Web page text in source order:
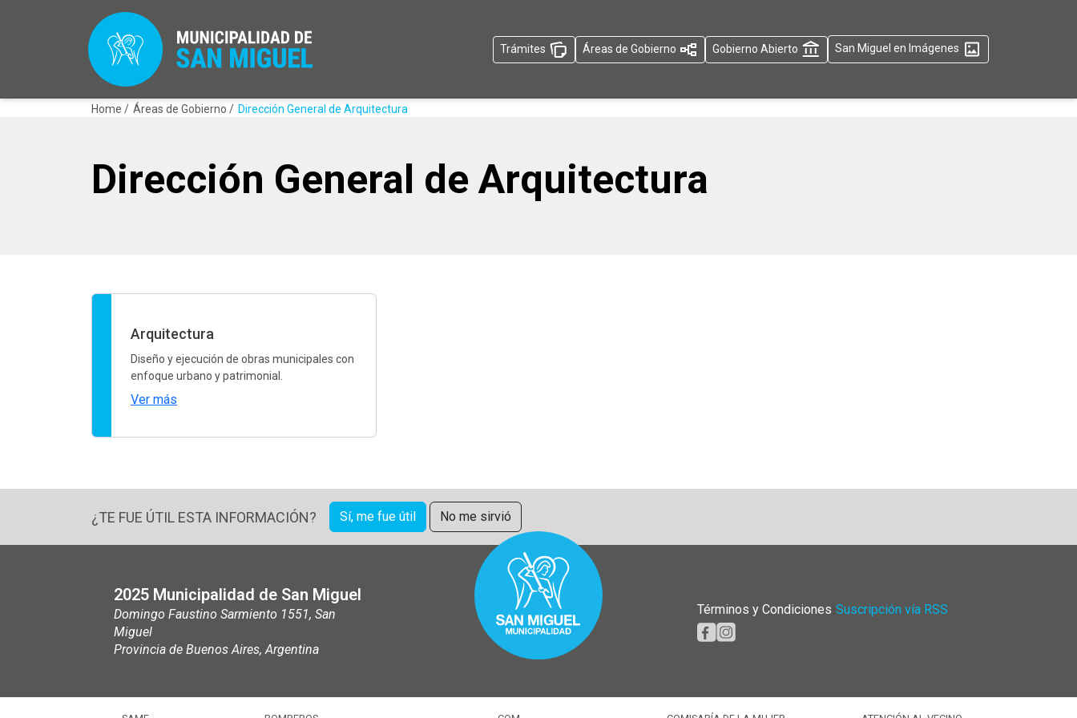
Trámites Áreas de Gobierno Gobierno Abierto San Miguel en Imágenes
Home / Áreas de Gobierno / Dirección General de Arquitectura
Dirección General de Arquitectura
Arquitectura
Diseño y ejecución de obras municipales con
enfoque urbano y patrimonial.
Ver más
¿TE FUE ÚTIL ESTA INFORMACIÓN? Sí, me fue útil No me sirvió
2025 Municipalidad de San Miguel
Domingo Faustino Sarmiento 1551, San
Miguel
Provincia de Buenos Aires, Argentina
Términos y Condiciones Suscripción vía RSS